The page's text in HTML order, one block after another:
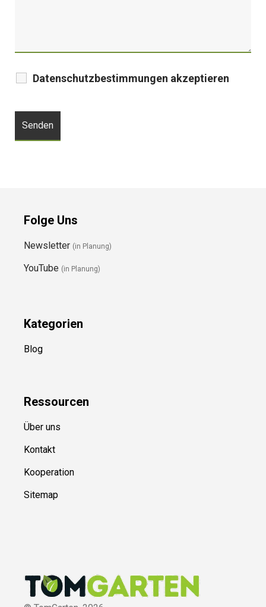
Datenschutzbestimmungen akzeptieren
Folge Uns
Newsletter (in Planung)
YouTube (in Planung)
Kategorien
Blog
Ressourcen
Über uns
Kontakt
Kooperation
Sitemap